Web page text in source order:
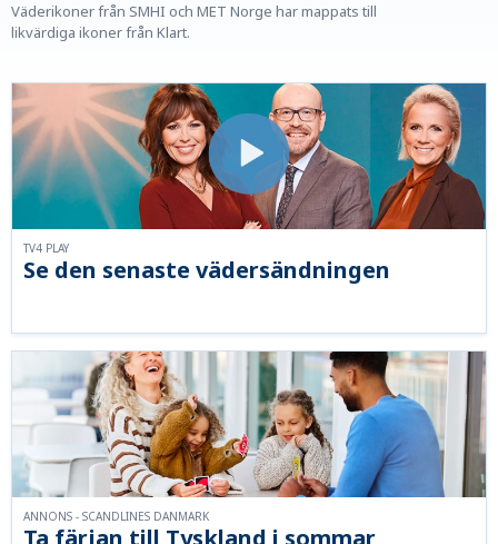
Väderikoner från SMHI och MET Norge har mappats till
likvärdiga ikoner från Klart.
Se den senaste vädersändningen
TV4 PLAY
ANNONS - SCANDLINES DANMARK